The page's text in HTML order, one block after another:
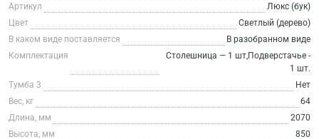
Артикул
Люкс (бук)
Цвет
Светлый (дерево)
В каком виде поставляется
В разобранном виде
Комплектация
Столешница — 1 шт,Подверстачье -
1 шт.
Тумба 3
Нет
Вес, кг
64
Длина, мм
2070
Высота, мм
850